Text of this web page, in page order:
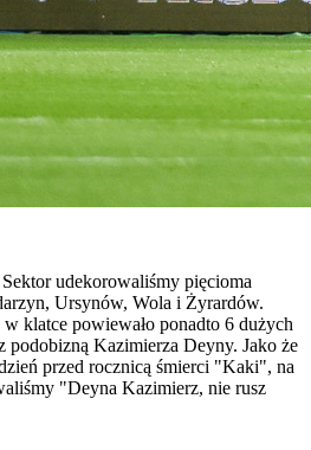
udekorowaliśmy pięcioma
Ursynów, Wola i Żyrardów.
klatce powiewało ponadto 6 dużych
podobizną Kazimierza Deyny. Jako że
przed rocznicą śmierci "Kaki", na
"Deyna Kazimierz, nie rusz